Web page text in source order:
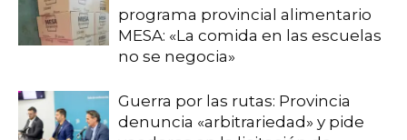
programa provincial alimentario
MESA: «La comida en las escuelas
no se negocia»
Guerra por las rutas: Provincia
denuncia «arbitrariedad» y pide